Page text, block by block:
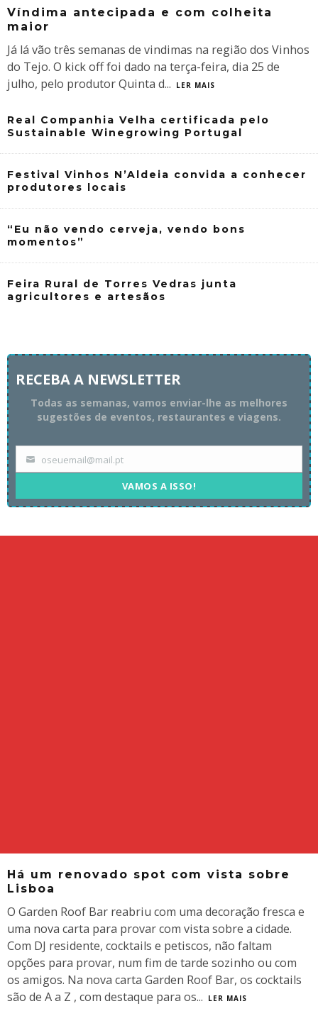
Víndima antecipada e com colheita
maior
Já lá vão três semanas de vindimas na região dos Vinhos
do Tejo. O kick off foi dado na terça-feira, dia 25 de
julho, pelo produtor Quinta d... LER MAIS
Real Companhia Velha certificada pelo
Sustainable Winegrowing Portugal
Festival Vinhos N’Aldeia convida a conhecer
produtores locais
“Eu não vendo cerveja, vendo bons
momentos”
Feira Rural de Torres Vedras junta
agricultores e artesãos
RECEBA A NEWSLETTER
Todas as semanas, vamos enviar-lhe as melhores
sugestões de eventos, restaurantes e viagens.
Youroseuemail@mail.pt
VAMOS A ISSO!
Há um renovado spot com vista sobre
Lisboa
O Garden Roof Bar reabriu com uma decoração fresca e
uma nova carta para provar com vista sobre a cidade.
Com DJ residente, cocktails e petiscos, não faltam
opções para provar, num fim de tarde sozinho ou com
os amigos. Na nova carta Garden Roof Bar, os cocktails
são de A a Z , com destaque para os... LER MAIS